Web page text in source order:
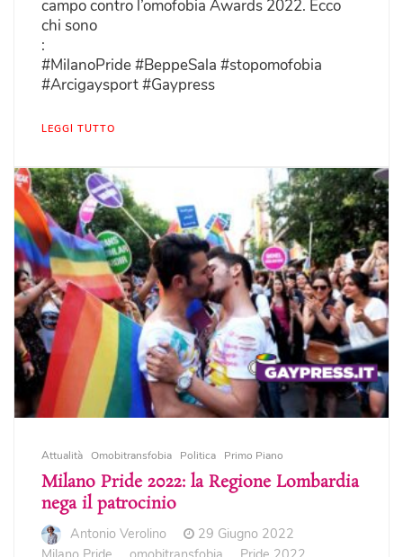
campo contro l’omofobia Awards 2022. Ecco
chi sono
:
#MilanoPride #BeppeSala #stopomofobia
#Arcigaysport #Gaypress
LEGGI TUTTO
Attualità Omobitransfobia Politica Primo Piano
Milano Pride 2022: la Regione Lombardia
nega il patrocinio
Antonio Verolino
29 Giugno 2022